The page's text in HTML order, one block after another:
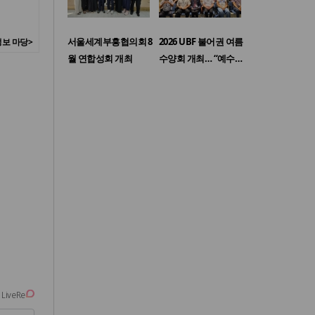
마당>
서울세계부흥협의회 8
월 연합성회 개최
2026 UBF 불어권 여름
수양회 개최… “예수…